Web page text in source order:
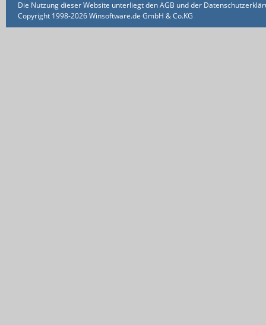
Die Nutzung dieser Website unterliegt den AGB und der
Copyright 1998-2026 Winsoftware.de GmbH & Co.KG